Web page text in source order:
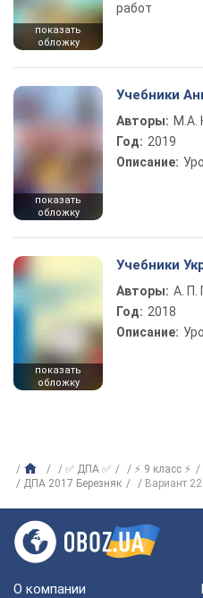
показать
обложку
работ
показать
обложку
Учебники
Авторы: М.А.
Год: 2019
Описание:
показать
обложку
Учебники
Авторы: А. П.
Год: 2018
Описание:
✅ ДПА ✅ ⚡ 9 класс ⚡
ДПА 2017 Березняк
Вариант 22
О компании